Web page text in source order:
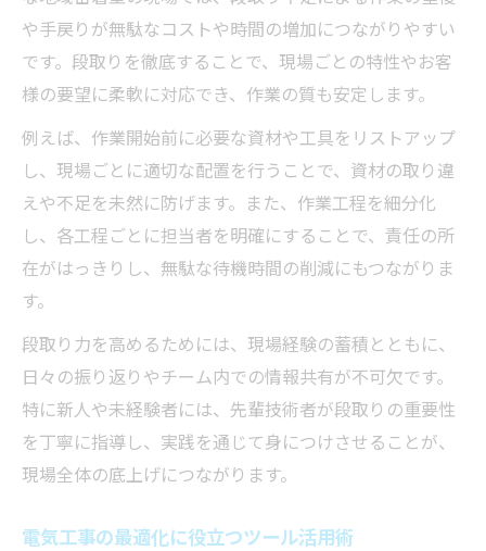
や手戻りが無駄なコストや時間の増加につながりやすい
です。段取りを徹底することで、現場ごとの特性やお客
様の要望に柔軟に対応でき、作業の質も安定します。
例えば、作業開始前に必要な資材や工具をリストアップ
し、現場ごとに適切な配置を行うことで、資材の取り違
えや不足を未然に防げます。また、作業工程を細分化
し、各工程ごとに担当者を明確にすることで、責任の所
在がはっきりし、無駄な待機時間の削減にもつながりま
す。
段取り力を高めるためには、現場経験の蓄積とともに、
日々の振り返りやチーム内での情報共有が不可欠です。
特に新人や未経験者には、先輩技術者が段取りの重要性
を丁寧に指導し、実践を通じて身につけさせることが、
現場全体の底上げにつながります。
電気工事の最適化に役立つツール活用術